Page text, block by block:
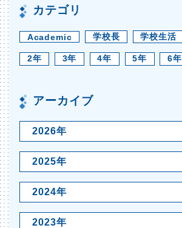
カテゴリ
Academic 学校長 学校生活
2年 3年 4年 5年 6年
アーカイブ
2026年
2025年
2024年
2023年